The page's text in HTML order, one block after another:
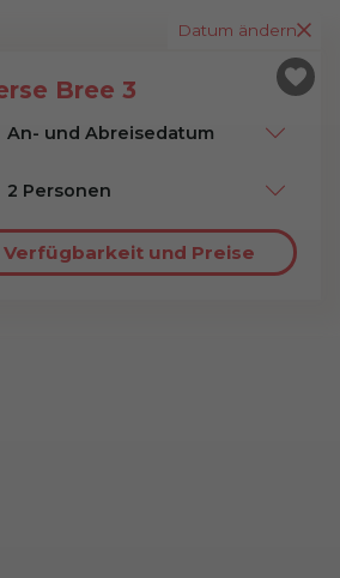
Datum ändern
Bree 3
2 Personen
Verfügbarkeit und Preise